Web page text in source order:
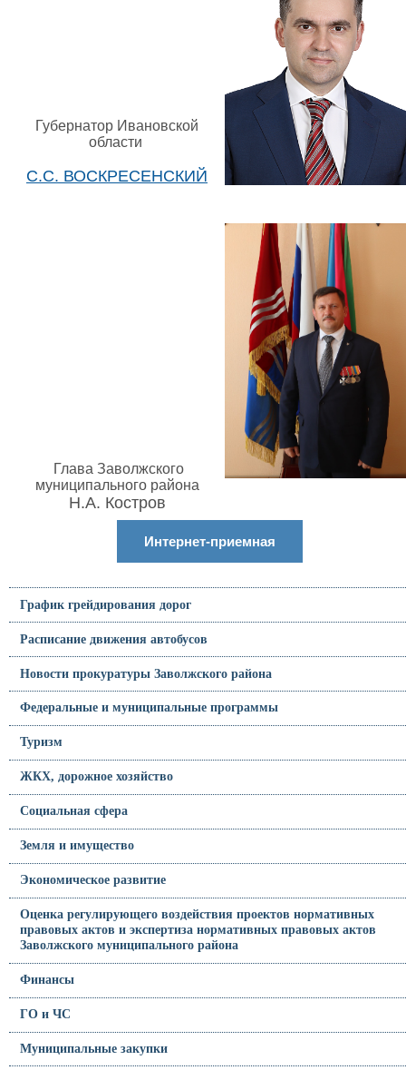
Губернатор Ивановской
области
С.С. ВОСКРЕСЕНСКИЙ
Глава Заволжского
муниципального района
Н.А. Костров
Интернет-приемная
График грейдирования дорог
Расписание движения автобусов
Новости прокуратуры Заволжского района
Федеральные и муниципальные программы
Туризм
ЖКХ, дорожное хозяйство
Социальная сфера
Земля и имущество
Экономическое развитие
Оценка регулирующего воздействия проектов нормативных
правовых актов и экспертиза нормативных правовых актов
Заволжского муниципального района
Финансы
ГО и ЧС
Муниципальные закупки